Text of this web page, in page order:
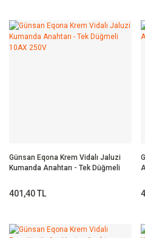
Günsan Eqona Krem Vidalı Jaluzi
Kumanda Anahtarı - Tek Düğmeli
401,40 TL